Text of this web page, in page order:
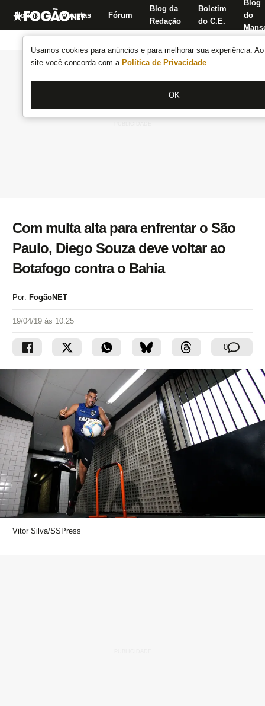
Usamos cookies para anúncios e para melhorar sua experiência.
site você concorda com a Política de Privacidade .
OK
Notícias Apostas Fórum
Blog da
Redação
Boletim
do C.E.
Blog
do
Com multa alta para enfrentar o São
Paulo, Diego Souza deve voltar ao
Botafogo contra o Bahia
Por: FogãoNET
19/04/19 às 10:25
0
Vitor Silva/SSPress